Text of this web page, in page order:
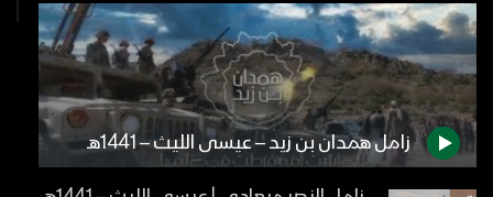
زامل همدان بن زيد – عيسى الليث – 1441هـ